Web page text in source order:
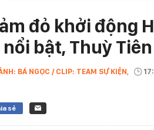
đỏ khởi động
nổi bật, Thuỳ
BÁ NGỌC / CLIP: TEAM SỰ KIỆN,
sẻ